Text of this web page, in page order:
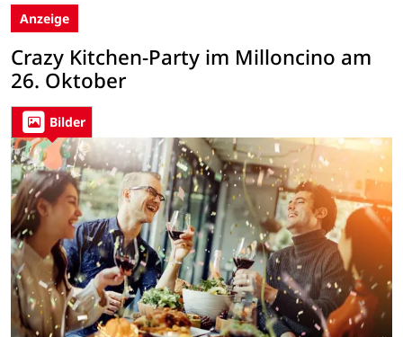
Anzeige
Crazy Kitchen-Party im Milloncino am
26. Oktober
Bilder